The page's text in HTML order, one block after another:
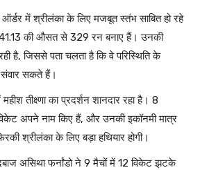
ऑर्डर में श्रीलंका के लिए मजबूत स्तंभ साबित हो रहे
की औसत से 329 रन बनाए हैं। उनकी
है, जिससे पता चलता है कि वे परिस्थिति के
संवार सकते हैं।
तीक्ष्णा का प्रदर्शन शानदार रहा है। 8
अपने नाम किए हैं, और उनकी इकॉनमी मात्र
श्रीलंका के लिए बड़ा हथियार होगी।
असिथा फर्नांडो ने 9 मैचों में 12 विकेट झटके